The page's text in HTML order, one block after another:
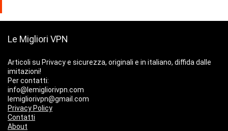
Le Migliori VPN
Articoli su Privacy e sicurezza, originali e in italiano, diffida dalle
imitazioni!
Per contatti:
info@lemigliorivpn.com
lemigliorivpn@gmail.com
Privacy Policy
Contatti
About